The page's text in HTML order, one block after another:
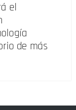
el
de más